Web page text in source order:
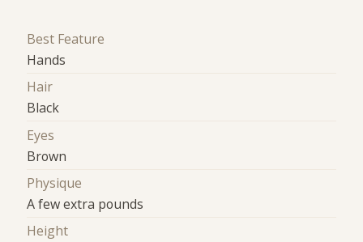
Best Feature
Hands
Hair
Black
Eyes
Brown
Physique
A few extra pounds
Height